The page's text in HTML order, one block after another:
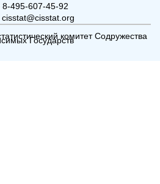
8-495-607-45-92
cisstat@cisstat.org
комитет Содружества
Государств